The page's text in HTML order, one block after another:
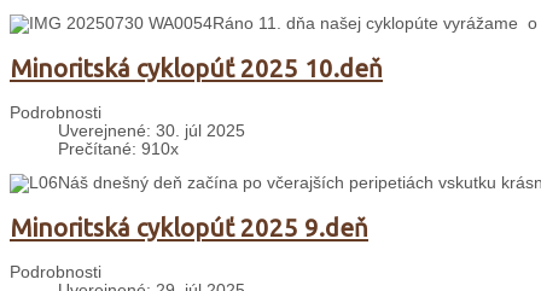
Ráno 11. dňa našej cyklopúte vyrážame
Minoritská cyklopúť 2025 10.deň
Podrobnosti
Uverejnené: 30. júl 2025
Prečítané: 910x
Náš dnešný deň začína po včerajších peripetiách vskutku
Minoritská cyklopúť 2025 9.deň
Podrobnosti